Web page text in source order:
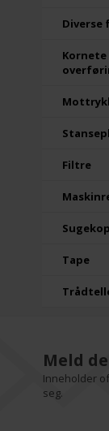
Kornete
Filtre
Tape
Meld
Inneholder
seg.